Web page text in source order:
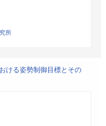
所
ける姿勢制御目標とその